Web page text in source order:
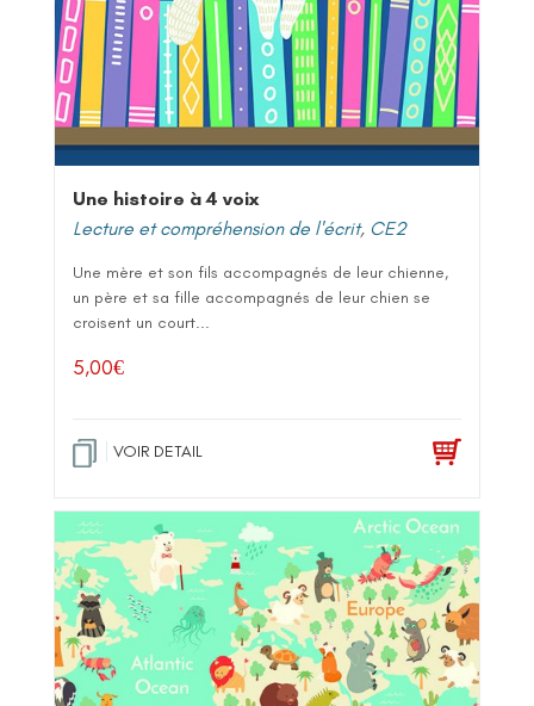
Une histoire à 4 voix
Lecture et compréhension de l'écrit, CE2
Une mère et son fils accompagnés de leur chienne,
un père et sa fille accompagnés de leur chien se
croisent un court...
5,00€
VOIR DETAIL